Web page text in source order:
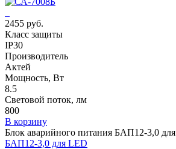
2455 руб.
Класс защиты
IP30
Производитель
Актей
Мощность, Вт
8.5
Световой поток, лм
800
В корзину
Блок аварийного питания БАП12-3,0
БАП12-3,0 для LED